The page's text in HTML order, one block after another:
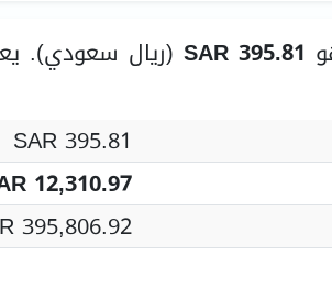
SAR 395.81(ريال سعودي).
SAR 395.81
12,310.97
395,806.92